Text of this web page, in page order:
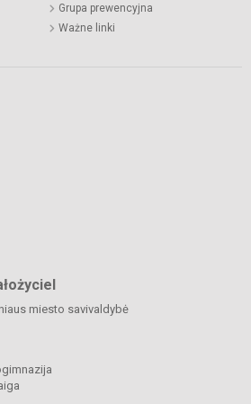
Grupa prewencyjna
Ważne linki
miesto savivaldybė